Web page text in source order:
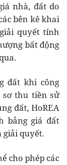
nhà, đất do
bên kê khai
quyết tính
bất động
đất khi công
sơ thu tiền sử
đất, HoREA
bảng giá đất
giải quyết.
cho phép các